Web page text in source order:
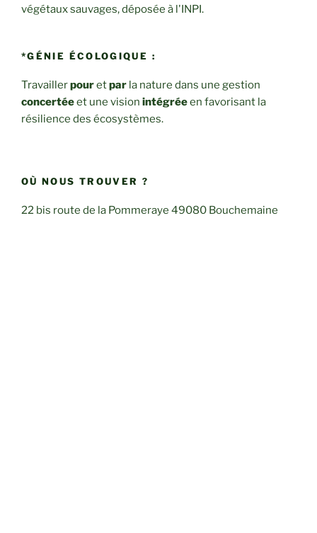
végétaux sauvages, déposée à l'INPI.
*GÉNIE ÉCOLOGIQUE :
Travaillerpouretpar la nature dans une gestion
concertéeet une vision intégréeen favorisant la
résilience des écosystèmes.
OÙ NOUS TROUVER ?
22 bis route de la Pommeraye 49080 Bouchemaine